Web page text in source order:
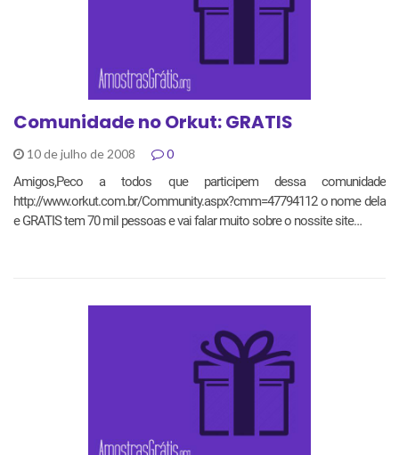
Comunidade no Orkut: GRATIS
10 de julho de 2008 0
Amigos,Peco a todos que participem dessa comunidade
http://www.orkut.com.br/Community.aspx?cmm=47794112 o nome dela
e GRATIS tem 70 mil pessoas e vai falar muito sobre o nossite site…